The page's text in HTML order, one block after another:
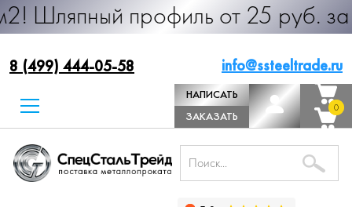
профиль от 25 руб. за м.п.
8 (499) 444-05-58 info@ssteeltrade.ru
НАПИСАТЬ
ДИРЕКТОРУ
ЗАКАЗАТЬ
ЗВОНОК
0
0